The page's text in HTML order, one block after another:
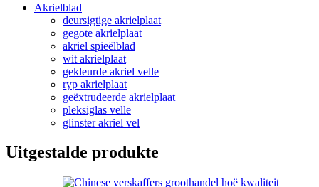
Akrielblad
deursigtige akrielplaat
gegote akrielplaat
akriel spieëlblad
wit akrielplaat
gekleurde akriel velle
ryp akrielplaat
geëxtrudeerde akrielplaat
pleksiglas velle
glinster akriel vel
Uitgestalde produkte